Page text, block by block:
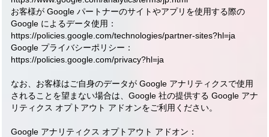
お客様が Google パートナーのサイトやアプリを使用する際の
Google によるデータ使用：
https://policies.google.com/technologies/partner-sites?hl=ja
Google プライバシーポリシー：
https://policies.google.com/privacy?hl=ja
なお、お客様はご自身のデータが Google アナリティクスで使用
されることを望まない場合は、Google 社の提供する Google アナ
リティクス オプトアウト アドオンをご利用ください。
Google アナリティクス オプトアウト アドオン：